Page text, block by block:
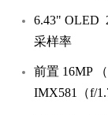
6.43" OLED
采样率
前置 16MP
IMX581（f/